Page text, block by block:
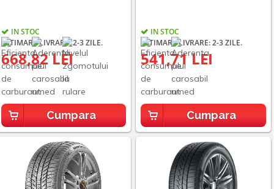
IN STOC
ESTIMARE LIVRARE: 2-3 ZILE.
668,82 LEI
Cumpara
IN STOC
ESTIMARE LIVRARE: 2-3 ZILE.
541,71 LEI
Cumpara